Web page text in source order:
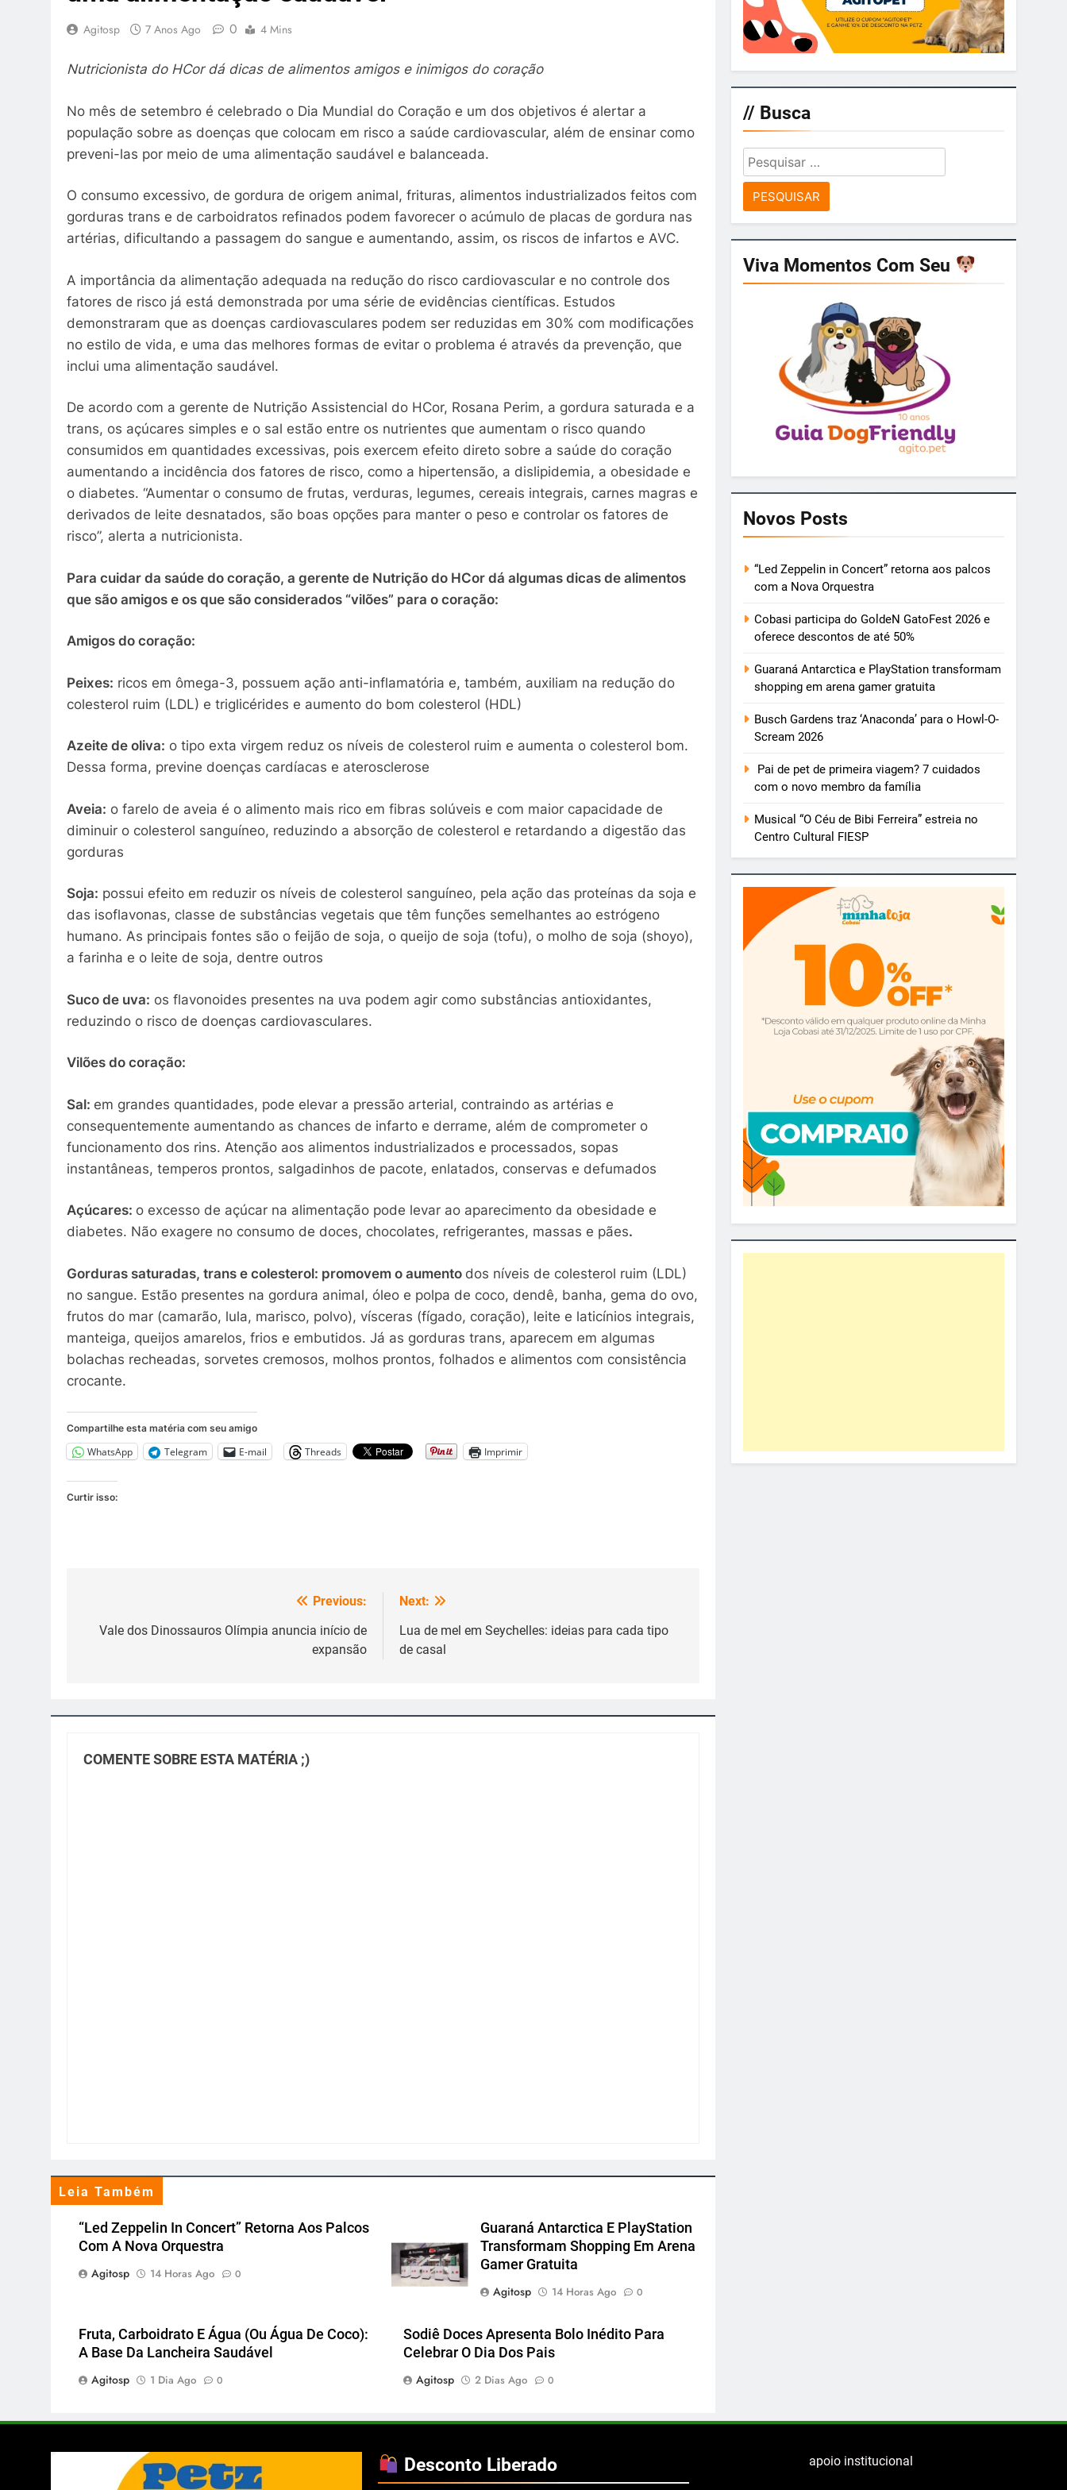
Agitosp 7 Anos Ago 0 4 Mins
Nutricionista do HCor dá dicas de alimentos amigos e inimigos do coração
No mês de setembro é celebrado o Dia Mundial do Coração e um dos objetivos é alertar a
população sobre as doenças que colocam em risco a saúde cardiovascular, além de ensinar como
preveni-las por meio de uma alimentação saudável e balanceada.
O consumo excessivo, de gordura de origem animal, frituras, alimentos industrializados feitos com
gorduras trans e de carboidratos refinados podem favorecer o acúmulo de placas de gordura nas
artérias, dificultando a passagem do sangue e aumentando, assim, os riscos de infartos e AVC.
A importância da alimentação adequada na redução do risco cardiovascular e no controle dos
fatores de risco já está demonstrada por uma série de evidências científicas. Estudos
demonstraram que as doenças cardiovasculares podem ser reduzidas em 30% com modificações
no estilo de vida, e uma das melhores formas de evitar o problema é através da prevenção, que
inclui uma alimentação saudável.
De acordo com a gerente de Nutrição Assistencial do HCor, Rosana Perim, a gordura saturada e a
trans, os açúcares simples e o sal estão entre os nutrientes que aumentam o risco quando
consumidos em quantidades excessivas, pois exercem efeito direto sobre a saúde do coração
aumentando a incidência dos fatores de risco, como a hipertensão, a dislipidemia, a obesidade e
o diabetes. “Aumentar o consumo de frutas, verduras, legumes, cereais integrais, carnes magras e
derivados de leite desnatados, são boas opções para manter o peso e controlar os fatores de
risco”, alerta a nutricionista.
Para cuidar da saúde do coração, a gerente de Nutrição do HCor dá algumas dicas de alimentos
que são amigos e os que são considerados “vilões” para o coração:
Amigos do coração:
Peixes: ricos em ômega-3, possuem ação anti-inflamatória e, também, auxiliam na redução do
colesterol ruim (LDL) e triglicérides e aumento do bom colesterol (HDL)
Azeite de oliva: o tipo exta virgem reduz os níveis de colesterol ruim e aumenta o colesterol bom.
Dessa forma, previne doenças cardíacas e aterosclerose
Aveia: o farelo de aveia é o alimento mais rico em fibras solúveis e com maior capacidade de
diminuir o colesterol sanguíneo, reduzindo a absorção de colesterol e retardando a digestão das
gorduras
Soja: possui efeito em reduzir os níveis de colesterol sanguíneo, pela ação das proteínas da soja e
das isoflavonas, classe de substâncias vegetais que têm funções semelhantes ao estrógeno
humano. As principais fontes são o feijão de soja, o queijo de soja (tofu), o molho de soja (shoyo),
a farinha e o leite de soja, dentre outros
Suco de uva: os flavonoides presentes na uva podem agir como substâncias antioxidantes,
reduzindo o risco de doenças cardiovasculares.
Vilões do coração:
Sal: em grandes quantidades, pode elevar a pressão arterial, contraindo as artérias e
consequentemente aumentando as chances de infarto e derrame, além de comprometer o
funcionamento dos rins. Atenção aos alimentos industrializados e processados, sopas
instantâneas, temperos prontos, salgadinhos de pacote, enlatados, conservas e defumados
Açúcares: o excesso de açúcar na alimentação pode levar ao aparecimento da obesidade e
diabetes. Não exagere no consumo de doces, chocolates, refrigerantes, massas e pães.
Gorduras saturadas, trans e colesterol: promovem o aumento dos níveis de colesterol ruim (LDL)
no sangue. Estão presentes na gordura animal, óleo e polpa de coco, dendê, banha, gema do ovo,
frutos do mar (camarão, lula, marisco, polvo), vísceras (fígado, coração), leite e laticínios integrais,
manteiga, queijos amarelos, frios e embutidos. Já as gorduras trans, aparecem em algumas
bolachas recheadas, sorvetes cremosos, molhos prontos, folhados e alimentos com consistência
crocante.
Compartilhe esta matéria com seu amigo
WhatsApp Telegram E-mail Threads Imprimir
Curtir isso:
de
Previous:
Vale dos Dinossauros Olímpia anuncia início de
expansão
Next:
Lua de mel em Seychelles: ideias para cada tipo
de casal
COMENTE SOBRE ESTA MATÉRIA ;)
Leia Também
“Led Zeppelin In Concert” Retorna Aos Palcos
Com A Nova Orquestra
Agitosp
14 Horas Ago 0
Guaraná Antarctica E PlayStation
Transformam Shopping Em Arena
Gamer Gratuita
Agitosp
14 Horas Ago 0
Fruta, Carboidrato E Água (ou Água De Coco):
A Base Da Lancheira Saudável
Agitosp
1 Dia Ago 0
Sodiê Doces Apresenta Bolo Inédito Para
Celebrar O Dia Dos Pais
Agitosp
2 Dias Ago 0
// Busca
Pesquisar
por:
Viva Momentos Com Seu
Novos Posts
“Led Zeppelin in Concert” retorna aos palcos
com a Nova Orquestra
Cobasi participa do GoldeN GatoFest 2026 e
oferece descontos de até 50%
Guaraná Antarctica e PlayStation transformam
shopping em arena gamer gratuita
Busch Gardens traz ‘Anaconda’ para o Howl-O-
Scream 2026
Pai de pet de primeira viagem? 7 cuidados
com o novo membro da família
Musical “O Céu de Bibi Ferreira” estreia no
Centro Cultural FIESP
Desconto Liberado apoio institucional